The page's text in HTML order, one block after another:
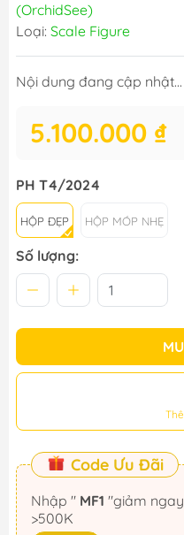
(OrchidSee)
Loại: Scale Figure
Nội dung đang cập nhật...
5.100.000 ₫
PH T4/2024
HỘP ĐẸP HỘP MÓP NHẸ
Số lượng:
Code Ưu Đãi
Nhập " MF1
>500K